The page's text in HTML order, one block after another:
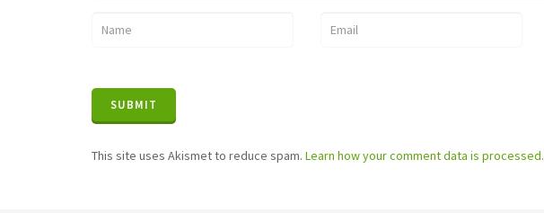
This site uses Akismet to reduce spam. Learn how your comment data is processed.